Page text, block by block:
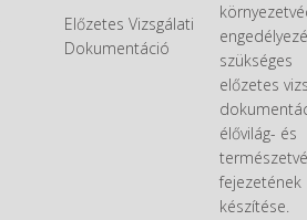
Előzetes Vizsgálati
Dokumentáció
szükséges
előzetes
élővilág- és
fejezetének
készítése.